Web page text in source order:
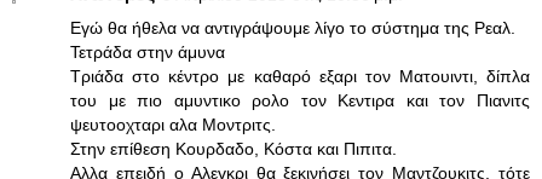
Εγώ θα ήθελα να αντιγράψουμε λίγο το σύστημα της Ρεαλ.
Τετράδα στην άμυνα
Τριάδα στο κέντρο με καθαρό εξαρι τον Ματουιντι, δίπλα
του με πιο αμυντικο ρολο τον Κεντιρα και τον Πιανιτς
ψευτοοχταρι αλα Μοντριτς.
Στην επίθεση Κουρδαδο, Κόστα και Πιπιτα.
Αλλα επειδή ο Αλεγκρι θα ξεκινήσει τον Μαντζουκιτς, τότε